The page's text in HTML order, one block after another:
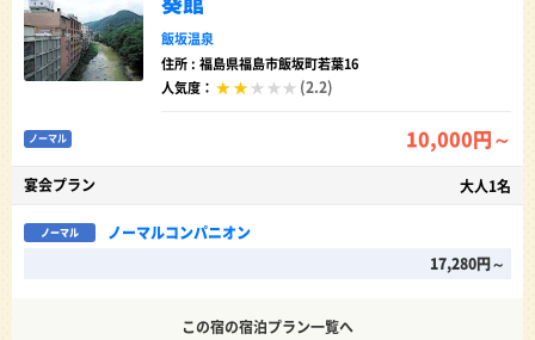
飯坂温泉
住所 : 福島県福島市飯坂町若葉16
人気度：
(2.2)
ノーマル 10,000円～
宴会プラン 大人1名
ノーマル
ノーマルコンパニオン
17,280円～
この宿の宿泊プラン一覧へ